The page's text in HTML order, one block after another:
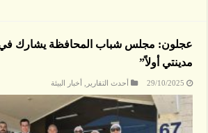
عجلون: مجلس شباب المحافظة يشارك في
مدينتي أولاً”
29/10/2025 أحدث التقارير أخبار البيئة